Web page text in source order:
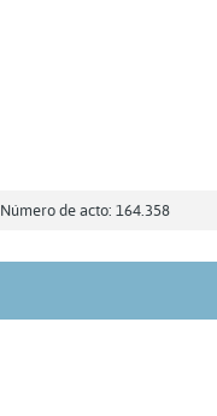
Número de acto: 164.358